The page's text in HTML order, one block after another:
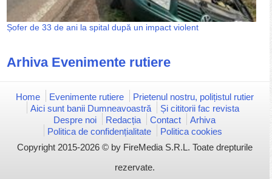
Șofer de 33 de ani la spital după un impact violent
Arhiva Evenimente rutiere
Home Evenimente rutiere
Prietenul nostru, polițistul rutier
Aici sunt banii Dumneavoastră
Și cititorii fac revista
Despre noi
Redacția Contact
Arhiva
Politica de confidențialitate
Politica cookies
Copyright 2015-2026 © by FireMedia S.R.L. Toate drepturile
rezervate.